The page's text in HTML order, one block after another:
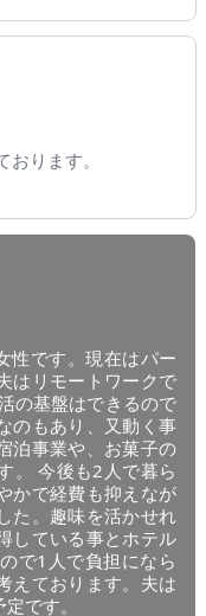
ります。
性です。現在はパー
はリモートワークで
の基盤はできるので
のもあり、又動く事
泊事業や、お菓子の
。 今後も2人で暮ら
かで経費も抑えなが
た。趣味を活かせれ
している事とホテル
で1人で負担になら
えております。夫は
です。